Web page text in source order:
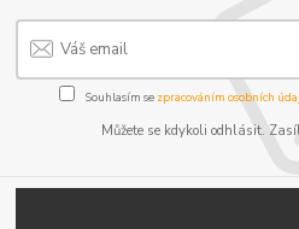
Souhlasím se zpracováním osobních
Můžete se kdykoli odhlásit.